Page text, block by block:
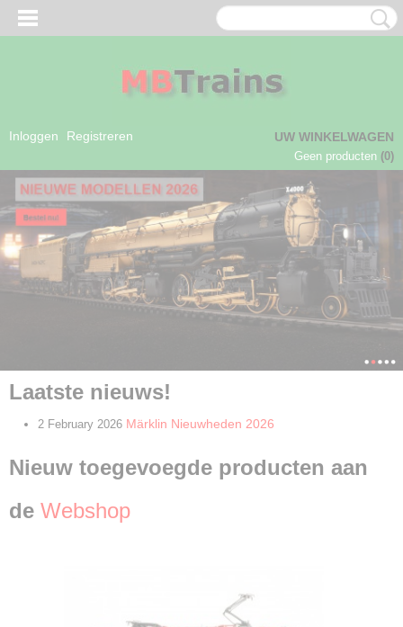
Inloggen Registreren UW WINKELWAGEN
Geen producten (0)
Laatste nieuws!
2 February 2026 Märklin Nieuwheden 2026
Nieuw toegevoegde producten aan
de Webshop